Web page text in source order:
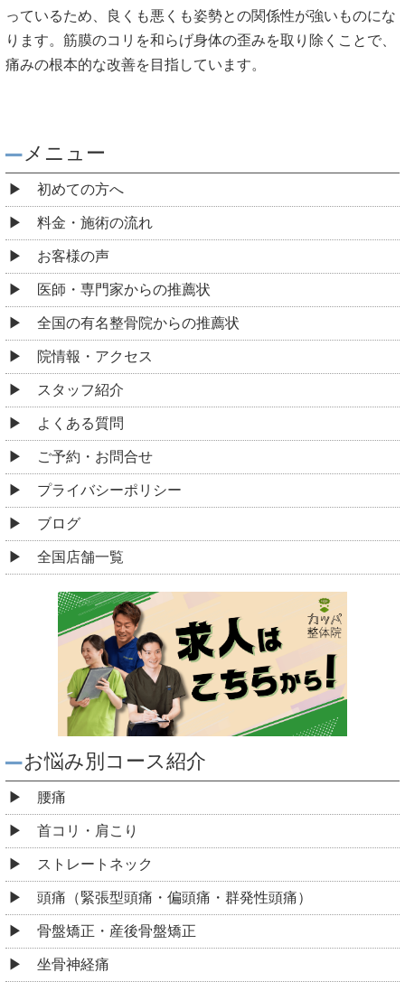
っているため、良くも悪くも姿勢との関係性が強いものにな
ります。筋膜のコリを和らげ身体の歪みを取り除くことで、
痛みの根本的な改善を目指しています。
メニュー
初めての方へ
料金・施術の流れ
お客様の声
医師・専門家からの推薦状
全国の有名整骨院からの推薦状
院情報・アクセス
スタッフ紹介
よくある質問
ご予約・お問合せ
プライバシーポリシー
ブログ
全国店舗一覧
お悩み別コース紹介
腰痛
首コリ・肩こり
ストレートネック
頭痛（緊張型頭痛・偏頭痛・群発性頭痛）
骨盤矯正・産後骨盤矯正
坐骨神経痛